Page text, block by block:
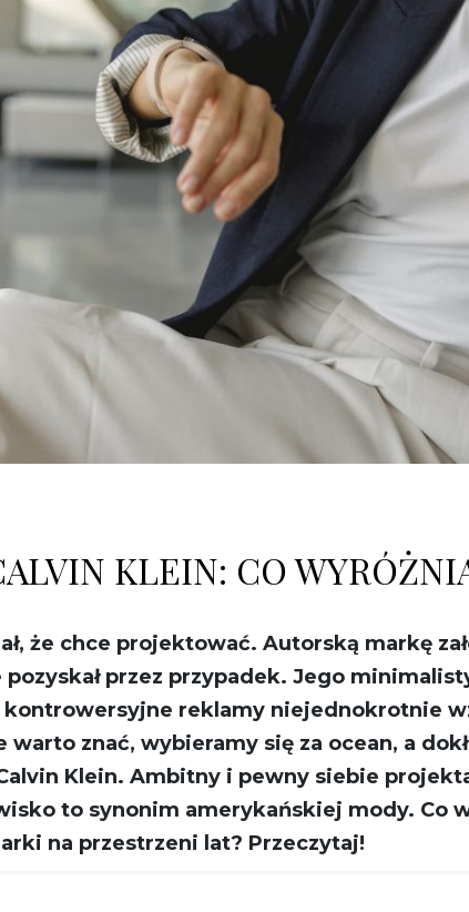
KLEIN: CO
że chce projektować. Autorską markę
przez przypadek. Jego
reklamy niejednokrotnie
znać, wybieramy się za ocean, a
Klein. Ambitny i pewny siebie
to synonim amerykańskiej mody. Co
na przestrzeni lat? Przeczytaj!